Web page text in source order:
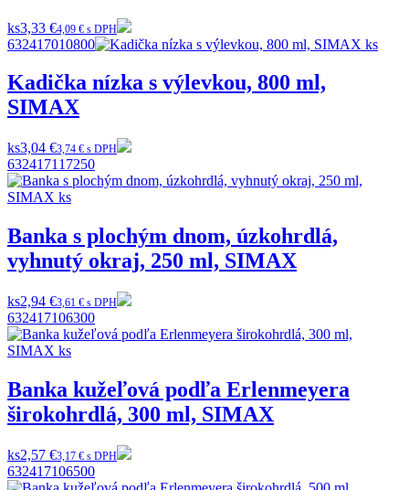
ks3,33 €4,09 € s DPH
632417010800
Kadička nízka s výlevkou, 800 ml,
SIMAX
ks3,04 €3,74 € s DPH
632417117250
Banka s plochým dnom, úzkohrdlá,
vyhnutý okraj, 250 ml, SIMAX
ks2,94 €3,61 € s DPH
632417106300
Banka kužeľová podľa Erlenmeyera
širokohrdlá, 300 ml, SIMAX
ks2,57 €3,17 € s DPH
632417106500